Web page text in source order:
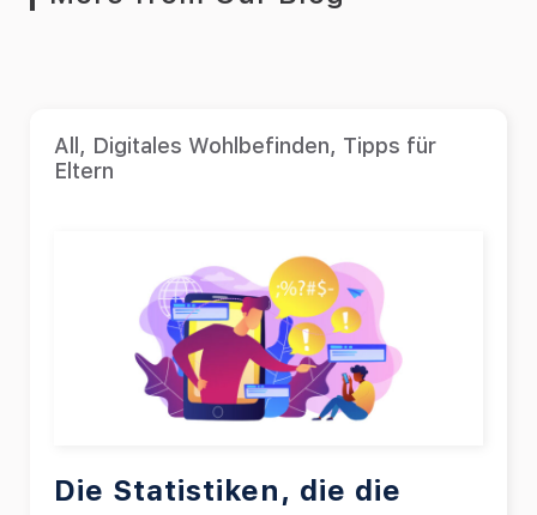
All , Digitales Wohlbefinden, Tipps für
Eltern
Die Statistiken, die die